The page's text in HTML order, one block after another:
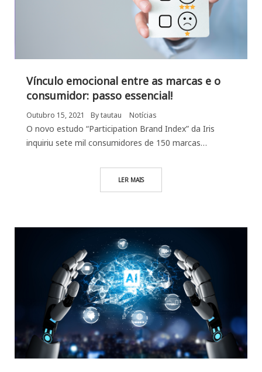
Vínculo emocional entre as marcas e o
consumidor: passo essencial!
Outubro 15, 2021 Bytautau Notícias
O novo estudo “Participation Brand Index” da Iris
inquiriu sete mil consumidores de 150 marcas…
LER MAIS